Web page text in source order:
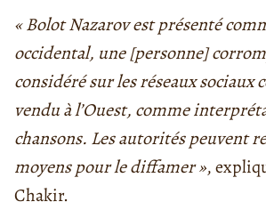
« Bolot Nazarov est présenté
occidental, une [personne]
considéré sur les réseaux sociaux
vendu à l’Ouest, comme
chansons. Les autorités peuvent
moyens pour le diffamer »,
Chakir.